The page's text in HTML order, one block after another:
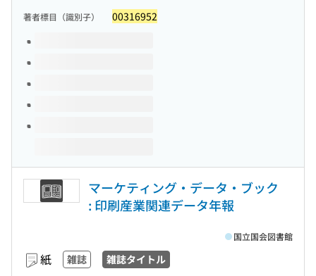
著者標目（識別子） 00316952
このタイトルの巻号
マーケティング・データ・ブック
: 印刷産業関連データ年報
紙 雑誌 雑誌タイトル
国立国会図書館